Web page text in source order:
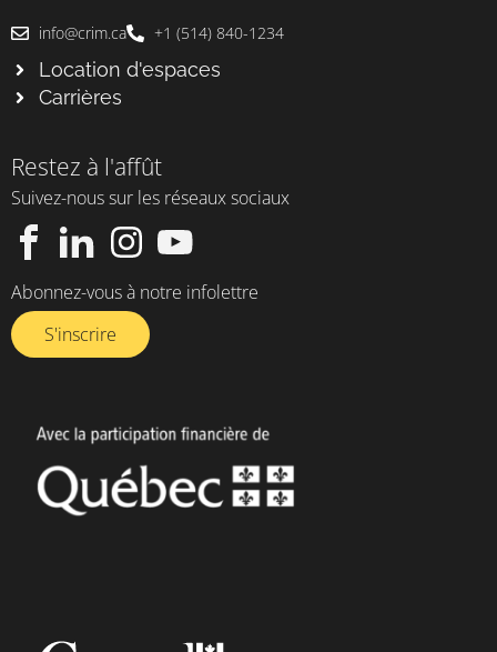
info@crim.ca +1 (514) 840-1234
Location d'espaces
Carrières
Restez à l'affût
Suivez-nous sur les réseaux sociaux
Abonnez-vous à notre infolettre​
S'inscrire